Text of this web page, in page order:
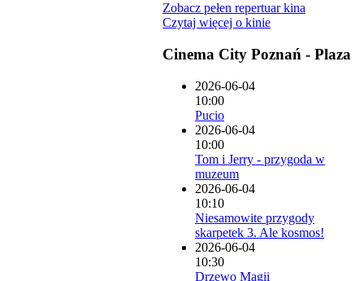
Zobacz pełen repertuar kina
Czytaj więcej o kinie
Cinema City Poznań - Plaza
2026-06-04
10:00
Pucio
2026-06-04
10:00
Tom i Jerry - przygoda w
muzeum
2026-06-04
10:10
Niesamowite przygody
skarpetek 3. Ale kosmos!
2026-06-04
10:30
Drzewo Magii